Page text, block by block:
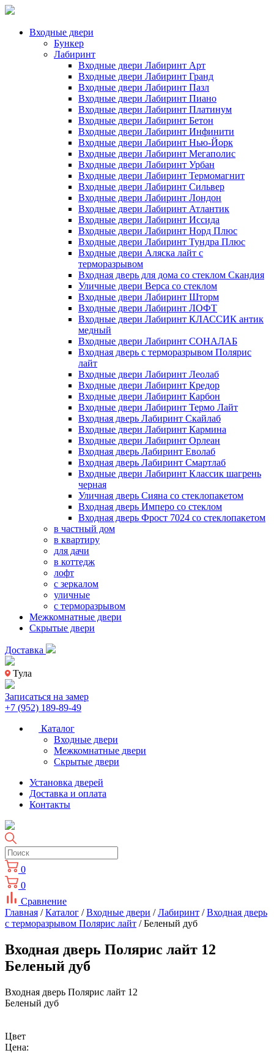
Входные двери
Бункер
Лабиринт
Входные двери Лабиринт Арт
Входные двери Лабиринт Гранд
Входные двери Лабиринт Пазл
Входные двери Лабиринт Пиано
Входные двери Лабиринт Платинум
Входные двери Лабиринт Бетон
Входные двери Лабиринт Инфинити
Входные двери Лабиринт Нью-Йорк
Входные двери Лабиринт Мегаполис
Входные двери Лабиринт Урбан
Входные двери Лабиринт Термомагнит
Входные двери Лабиринт Сильвер
Входные двери Лабиринт Лондон
Входные двери Лабиринт Атлантик
Входные двери Лабиринт Иссида
Входные двери Лабиринт Норд Плюс
Входные двери Лабиринт Тундра Плюс
Входные двери Аляска лайт с
терморазрывом
Входная дверь для дома со стеклом Скандия
Уличные двери Верса со стеклом
Входные двери Лабиринт Шторм
Входные двери Лабиринт ЛОФТ
Входные двери Лабиринт КЛАССИК антик
медный
Входные двери Лабиринт СОНАЛАБ
Входная дверь с терморазрывом Полярис
лайт
Входные двери Лабиринт Леолаб
Входные двери Лабиринт Кредор
Входные двери Лабиринт Карбон
Входные двери Лабиринт Термо Лайт
Входная дверь Лабиринт Скайлаб
Входные двери Лабиринт Кармина
Входные двери Лабиринт Орлеан
Входная дверь Лабиринт Еволаб
Входная дверь Лабиринт Смартлаб
Входные двери Лабиринт Классик шагрень
черная
Уличная дверь Сияна со стеклопакетом
Входная дверь Имперо со стеклом
Входная дверь Фрост 7024 со стеклопакетом
в частный дом
в квартиру
для дачи
в коттедж
лофт
с зеркалом
уличные
с терморазрывом
Межкомнатные двери
Скрытые двери
Доставка
Тула
Записаться на замер
+7 (952) 189-89-49
Каталог
Входные двери
Межкомнатные двери
Скрытые двери
Установка дверей
Доставка и оплата
Контакты
0
0
Сравнение
Главная /Каталог /Входные двери /Лабиринт /Входная дверь
с терморазрывом Полярис лайт / Беленый дуб
Входная дверь Полярис лайт 12
Беленый дуб
Входная дверь Полярис лайт 12
Беленый дуб
Цвет
Цена: